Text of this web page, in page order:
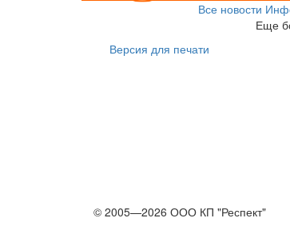
Все новости
Еще
Версия для печати
© 2005—2026 ООО КП "Респект"